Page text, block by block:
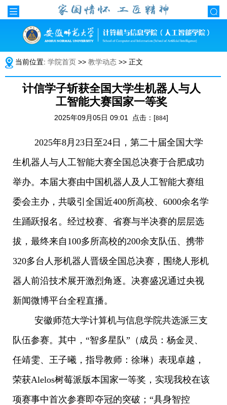
当前位置: 学院首页 >> 教学动态 >> 正文
计信学子斩获全国大学生机器人与人
工智能大赛国家一等奖
2025年09月05日 09:01 点击：[884]
2025年8月23日至24日，第二十届全国大学
生机器人与人工智能大赛全国总决赛于合肥成功
举办。本届大赛由中国机器人及人工智能大赛组
委会主办，共吸引全国近400所高校、6000余名学
生踊跃报名。经过校赛、省赛与半决赛的层层选
拔，最终来自100多所高校的200余支队伍、携带
320多台人形机器人晋级全国总决赛，围绕人形机
器人前沿技术展开激烈角逐。决赛盛况通过央视
新闻微博平台全程直播。
安徽师范大学计算机与信息学院共选派三支
队伍参赛。其中，“智多星队”（成员：杨金灵、
任靖雯、王子曦，指导教师：徐琳）表现卓越，
荣获Alelos树莓派版本国家一等奖，实现我校在该
项赛事中首次参赛即夺冠的突破；“具身智控